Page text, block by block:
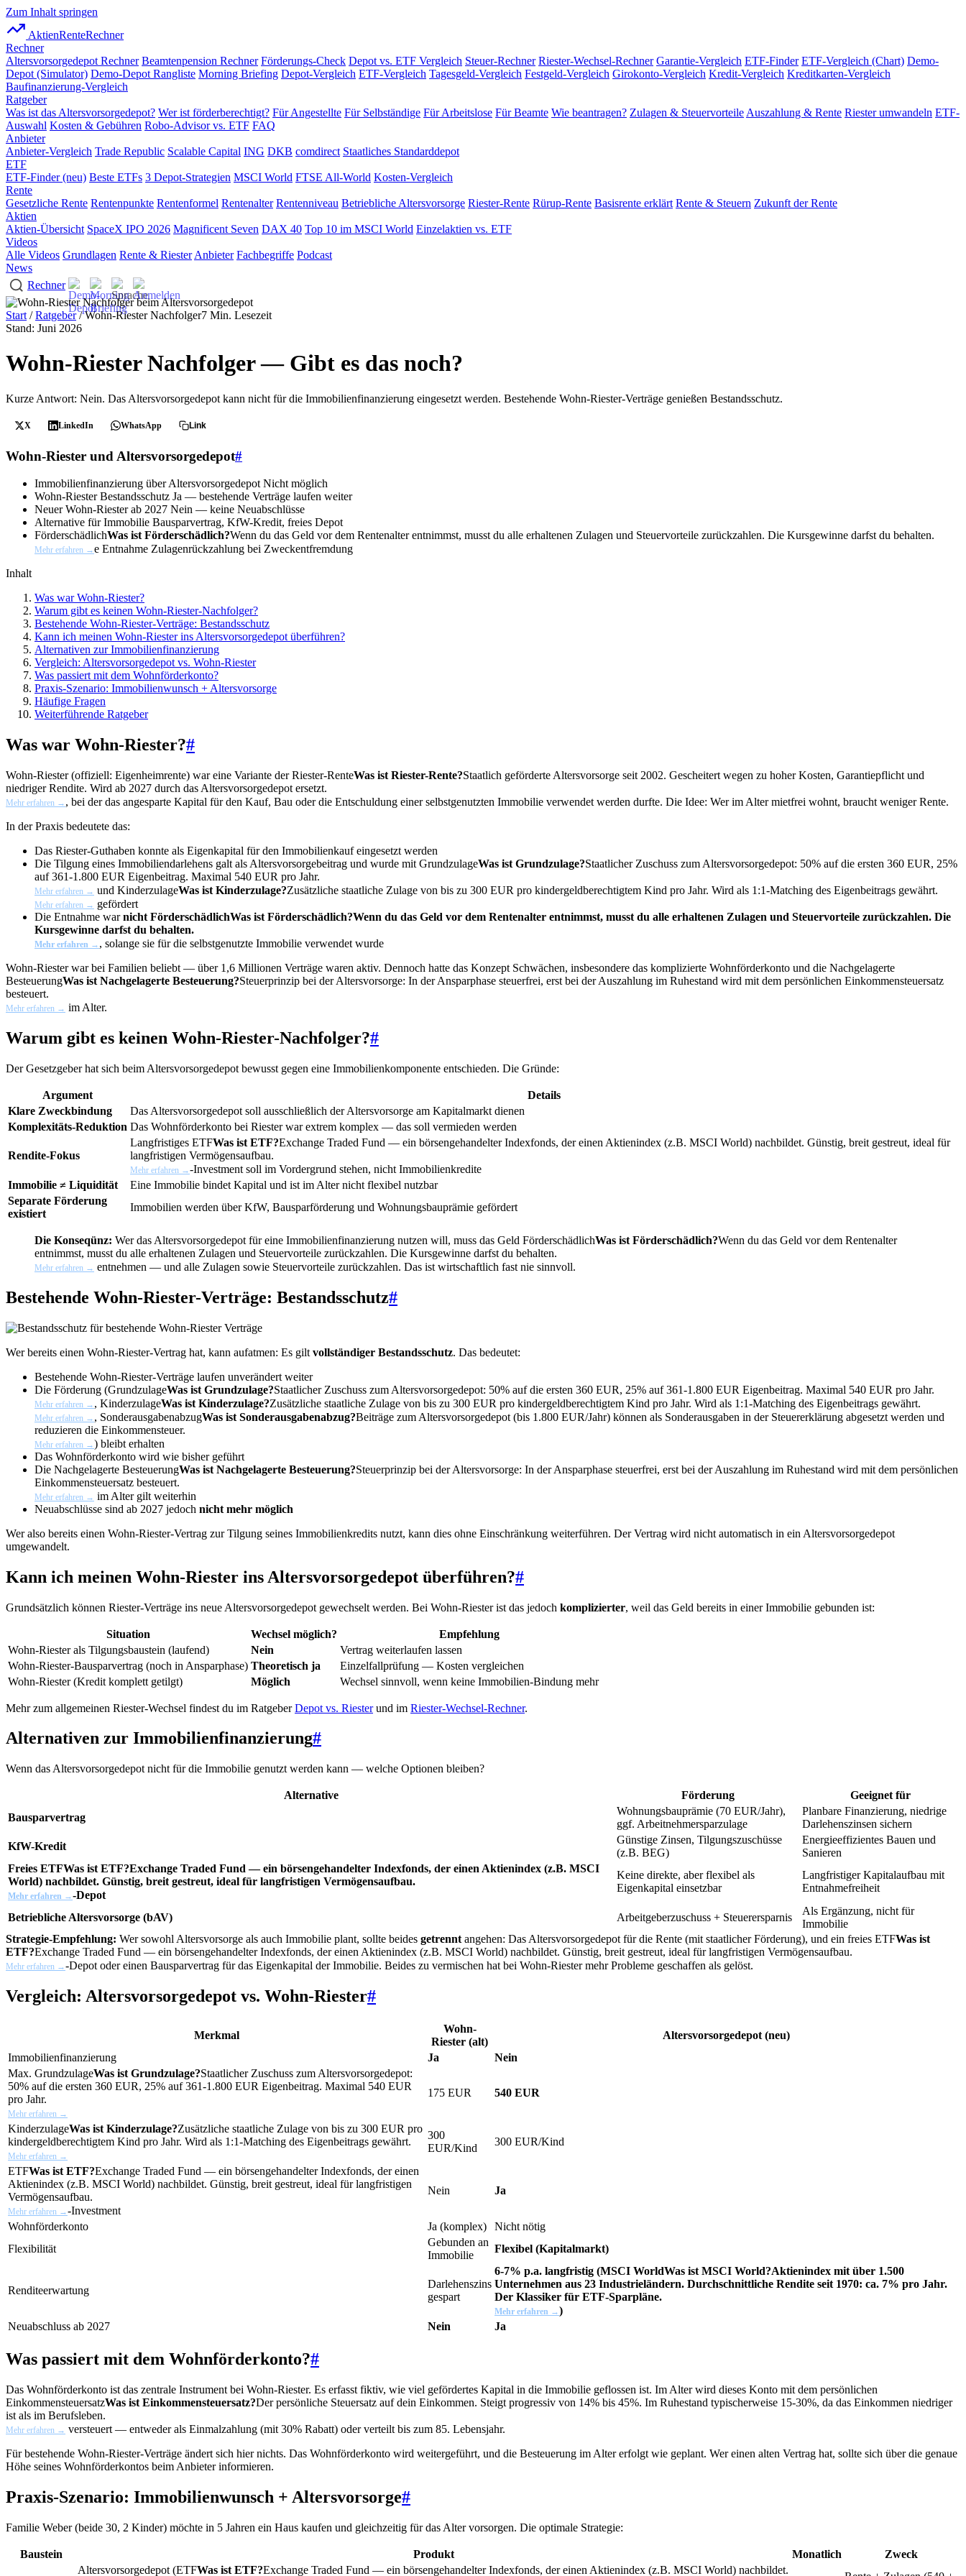
Zum Inhalt springen
AktienRenteRechner
Rechner
Altersvorsorgedepot Rechner Beamtenpension Rechner Förderungs-Check Depot vs. ETF Vergleich Steuer-Rechner Riester-Wechsel-Rechner Garantie-Vergleich ETF-Finder ETF-Vergleich (Chart) Demo-
Depot (Simulator) Demo-Depot Rangliste Morning Briefing Depot-Vergleich ETF-Vergleich Tagesgeld-Vergleich Festgeld-Vergleich Girokonto-Vergleich Kredit-Vergleich Kreditkarten-Vergleich
Baufinanzierung-Vergleich
Ratgeber
Was ist das Altersvorsorgedepot? Wer ist förderberechtigt? Für Angestellte Für Selbständige Für Arbeitslose Für Beamte Wie beantragen? Zulagen & Steuervorteile Auszahlung & Rente Riester umwandeln ETF-
Auswahl Kosten & Gebühren Robo-Advisor vs. ETF FAQ
Anbieter
Anbieter-Vergleich Trade Republic Scalable Capital ING DKB comdirect Staatliches Standarddepot
ETF
ETF-Finder (neu) Beste ETFs 3 Depot-Strategien MSCI World FTSE All-World Kosten-Vergleich
Rente
Gesetzliche Rente Rentenpunkte Rentenformel Rentenalter Rentenniveau Betriebliche Altersvorsorge Riester-Rente Rürup-Rente Basisrente erklärt Rente & Steuern Zukunft der Rente
Aktien
Aktien-Übersicht SpaceX IPO 2026 Magnificent Seven DAX 40 Top 10 im MSCI World Einzelaktien vs. ETF
Videos
Alle Videos Grundlagen Rente & Riester Anbieter Fachbegriffe Podcast
News
Rechner
Start /Ratgeber/ Wohn-Riester Nachfolger7 Min. Lesezeit
Stand: Juni 2026
Wohn-Riester Nachfolger — Gibt es das noch?
Kurze Antwort: Nein. Das Altersvorsorgedepot kann nicht für die Immobilienfinanzierung eingesetzt werden. Bestehende Wohn-Riester-Verträge genießen Bestandsschutz.
X LinkedIn WhatsApp Link
Wohn-Riester und Altersvorsorgedepot#
Immobilienfinanzierung über Altersvorsorgedepot Nicht möglich
Wohn-Riester Bestandsschutz Ja — bestehende Verträge laufen weiter
Neuer Wohn-Riester ab 2027 Nein — keine Neuabschlüsse
Alternative für Immobilie Bausparvertrag, KfW-Kredit, freies Depot
FörderschädlichWas ist Förderschädlich?Wenn du das Geld vor dem Rentenalter entnimmst, musst du alle erhaltenen Zulagen und Steuervorteile zurückzahlen. Die Kursgewinne darfst du behalten.
Mehr erfahren →e Entnahme Zulagenrückzahlung bei Zweckentfremdung
Inhalt
Was war Wohn-Riester?
Warum gibt es keinen Wohn-Riester-Nachfolger?
Bestehende Wohn-Riester-Verträge: Bestandsschutz
Kann ich meinen Wohn-Riester ins Altersvorsorgedepot überführen?
Alternativen zur Immobilienfinanzierung
Vergleich: Altersvorsorgedepot vs. Wohn-Riester
Was passiert mit dem Wohnförderkonto?
Praxis-Szenario: Immobilienwunsch + Altersvorsorge
Häufige Fragen
Weiterführende Ratgeber
Was war Wohn-Riester?#
Wohn-Riester (offiziell: Eigenheimrente) war eine Variante derRiester-RenteWas ist Riester-Rente?Staatlich geförderte Altersvorsorge seit 2002. Gescheitert wegen zu hoher Kosten, Garantiepflicht und
niedriger Rendite. Wird ab 2027 durch das Altersvorsorgedepot ersetzt.
Mehr erfahren → , bei der das angesparte Kapital für den Kauf, Bau oder die Entschuldung einer selbstgenutzten Immobilie verwendet werden durfte. Die Idee: Wer im Alter mietfrei wohnt, braucht weniger Rente.
In der Praxis bedeutete das:
Das Riester-Guthaben konnte als Eigenkapital für den Immobilienkauf eingesetzt werden
Die Tilgung eines Immobiliendarlehens galt als Altersvorsorgebeitrag und wurde mit GrundzulageWas ist Grundzulage?Staatlicher Zuschuss zum Altersvorsorgedepot: 50% auf die ersten 360 EUR, 25%
auf 361-1.800 EUR Eigenbeitrag. Maximal 540 EUR pro Jahr.
Mehr erfahren → und KinderzulageWas ist Kinderzulage?Zusätzliche staatliche Zulage von bis zu 300 EUR pro kindergeldberechtigtem Kind pro Jahr. Wird als 1:1-Matching des Eigenbeitrags gewährt.
Mehr erfahren → gefördert
Die Entnahme warnicht FörderschädlichWas ist Förderschädlich?Wenn du das Geld vor dem Rentenalter entnimmst, musst du alle erhaltenen Zulagen und Steuervorteile zurückzahlen. Die
Kursgewinne darfst du behalten.
Mehr erfahren → , solange sie für die selbstgenutzte Immobilie verwendet wurde
Wohn-Riester war bei Familien beliebt — über 1,6 Millionen Verträge waren aktiv. Dennoch hatte das Konzept Schwächen, insbesondere das komplizierte Wohnförderkonto und die Nachgelagerte
BesteuerungWas ist Nachgelagerte Besteuerung?Steuerprinzip bei der Altersvorsorge: In der Ansparphase steuerfrei, erst bei der Auszahlung im Ruhestand wird mit dem persönlichen Einkommensteuersatz
besteuert.
Mehr erfahren → im Alter.
Warum gibt es keinen Wohn-Riester-Nachfolger?#
Der Gesetzgeber hat sich beim Altersvorsorgedepot bewusst gegen eine Immobilienkomponente entschieden. Die Gründe:
Argument
Details
Klare Zweckbindung
Das Altersvorsorgedepot soll ausschließlich der Altersvorsorge am Kapitalmarkt dienen
Komplexitäts-Reduktion Das Wohnförderkonto bei Riester war extrem komplex — das soll vermieden werden
Rendite-Fokus
Langfristiges ETFWas ist ETF?Exchange Traded Fund — ein börsengehandelter Indexfonds, der einen Aktienindex (z.B. MSCI World) nachbildet. Günstig, breit gestreut, ideal für
langfristigen Vermögensaufbau.
Mehr erfahren →-Investment soll im Vordergrund stehen, nicht Immobilienkredite
Immobilie ≠ Liquidität
Eine Immobilie bindet Kapital und ist im Alter nicht flexibel nutzbar
Separate Förderung
existiert
Immobilien werden über KfW, Bausparförderung und Wohnungsbauprämie gefördert
Die Konseqünz: Wer das Altersvorsorgedepot für eine Immobilienfinanzierung nutzen will, muss das Geld FörderschädlichWas ist Förderschädlich?Wenn du das Geld vor dem Rentenalter
entnimmst, musst du alle erhaltenen Zulagen und Steuervorteile zurückzahlen. Die Kursgewinne darfst du behalten.
Mehr erfahren → entnehmen — und alle Zulagen sowie Steuervorteile zurückzahlen. Das ist wirtschaftlich fast nie sinnvoll.
Bestehende Wohn-Riester-Verträge: Bestandsschutz#
Wer bereits einen Wohn-Riester-Vertrag hat, kann aufatmen: Es gilt vollständiger Bestandsschutz. Das bedeutet:
Bestehende Wohn-Riester-Verträge laufen unverändert weiter
Die Förderung (GrundzulageWas ist Grundzulage?Staatlicher Zuschuss zum Altersvorsorgedepot: 50% auf die ersten 360 EUR, 25% auf 361-1.800 EUR Eigenbeitrag. Maximal 540 EUR pro Jahr.
Mehr erfahren → , KinderzulageWas ist Kinderzulage?Zusätzliche staatliche Zulage von bis zu 300 EUR pro kindergeldberechtigtem Kind pro Jahr. Wird als 1:1-Matching des Eigenbeitrags gewährt.
Mehr erfahren → , SonderausgabenabzugWas ist Sonderausgabenabzug?Beiträge zum Altersvorsorgedepot (bis 1.800 EUR/Jahr) können als Sonderausgaben in der Steuererklärung abgesetzt werden und
reduzieren die Einkommensteuer.
Mehr erfahren →) bleibt erhalten
Das Wohnförderkonto wird wie bisher geführt
Die Nachgelagerte BesteuerungWas ist Nachgelagerte Besteuerung?Steuerprinzip bei der Altersvorsorge: In der Ansparphase steuerfrei, erst bei der Auszahlung im Ruhestand wird mit dem persönlichen
Einkommensteuersatz besteuert.
Mehr erfahren → im Alter gilt weiterhin
Neuabschlüsse sind ab 2027 jedoch nicht mehr möglich
Wer also bereits einen Wohn-Riester-Vertrag zur Tilgung seines Immobilienkredits nutzt, kann dies ohne Einschränkung weiterführen. Der Vertrag wird nicht automatisch in ein Altersvorsorgedepot
umgewandelt.
Kann ich meinen Wohn-Riester ins Altersvorsorgedepot überführen?#
Grundsätzlich können Riester-Verträge ins neue Altersvorsorgedepot gewechselt werden. Bei Wohn-Riester ist das jedoch komplizierter, weil das Geld bereits in einer Immobilie gebunden ist:
Situation Wechsel möglich?
Empfehlung
Wohn-Riester als Tilgungsbaustein (laufend)
Nein
Vertrag weiterlaufen lassen
Wohn-Riester-Bausparvertrag (noch in Ansparphase) Theoretisch ja
Einzelfallprüfung — Kosten vergleichen
Wohn-Riester (Kredit komplett getilgt)
Möglich Wechsel sinnvoll, wenn keine Immobilien-Bindung mehr
Mehr zum allgemeinen Riester-Wechsel findest du im RatgeberDepot vs. Riesterund im Riester-Wechsel-Rechner.
Alternativen zur Immobilienfinanzierung#
Wenn das Altersvorsorgedepot nicht für die Immobilie genutzt werden kann — welche Optionen bleiben?
Alternative Förderung
Geeignet für
Bausparvertrag
Wohnungsbauprämie (70 EUR/Jahr),
ggf. Arbeitnehmersparzulage
Planbare Finanzierung, niedrige
Darlehenszinsen sichern
KfW-Kredit
Günstige Zinsen, Tilgungszuschüsse
(z.B. BEG)
Energieeffizientes Bauen und
Sanieren
Freies ETFWas ist ETF?Exchange Traded Fund — ein börsengehandelter Indexfonds, der einen Aktienindex (z.B. MSCI
World) nachbildet. Günstig, breit gestreut, ideal für langfristigen Vermögensaufbau.
Mehr erfahren →-Depot
Keine direkte, aber flexibel als
Eigenkapital einsetzbar
Langfristiger Kapitalaufbau mit
Entnahmefreiheit
Betriebliche Altersvorsorge (bAV) Arbeitgeberzuschuss + Steuerersparnis
Als Ergänzung, nicht für
Immobilie
Strategie-Empfehlung: Wer sowohl Altersvorsorge als auch Immobilie plant, sollte beides getrennt angehen: Das Altersvorsorgedepot für die Rente (mit staatlicher Förderung), und ein freies ETFWas ist
ETF?Exchange Traded Fund — ein börsengehandelter Indexfonds, der einen Aktienindex (z.B. MSCI World) nachbildet. Günstig, breit gestreut, ideal für langfristigen Vermögensaufbau.
Mehr erfahren →-Depot oder einen Bausparvertrag für das Eigenkapital der Immobilie. Beides zu vermischen hat bei Wohn-Riester mehr Probleme geschaffen als gelöst.
Vergleich: Altersvorsorgedepot vs. Wohn-Riester#
Merkmal
Wohn-
Riester (alt)
Altersvorsorgedepot (neu)
Immobilienfinanzierung
Ja
Nein
Max. GrundzulageWas ist Grundzulage?Staatlicher Zuschuss zum Altersvorsorgedepot:
50% auf die ersten 360 EUR, 25% auf 361-1.800 EUR Eigenbeitrag. Maximal 540 EUR
pro Jahr.
Mehr erfahren →
175 EUR 540 EUR
KinderzulageWas ist Kinderzulage?Zusätzliche staatliche Zulage von bis zu 300 EUR pro
kindergeldberechtigtem Kind pro Jahr. Wird als 1:1-Matching des Eigenbeitrags gewährt.
Mehr erfahren →
300
EUR/Kind
300 EUR/Kind
ETFWas ist ETF?Exchange Traded Fund — ein börsengehandelter Indexfonds, der einen
Aktienindex (z.B. MSCI World) nachbildet. Günstig, breit gestreut, ideal für langfristigen
Vermögensaufbau.
Mehr erfahren →-Investment
Nein Ja
Wohnförderkonto Ja (komplex)
Nicht nötig
Flexibilität
Gebunden an
Immobilie
Flexibel (Kapitalmarkt)
Renditeerwartung
Darlehenszins
gespart
6-7% p.a. langfristig (MSCI WorldWas ist MSCI World?Aktienindex mit über 1.500
Unternehmen aus 23 Industrieländern. Durchschnittliche Rendite seit 1970: ca. 7% pro Jahr.
Der Klassiker für ETF-Sparpläne.
Mehr erfahren →)
Neuabschluss ab 2027
Nein Ja
Was passiert mit dem Wohnförderkonto?#
Das Wohnförderkonto ist das zentrale Instrument bei Wohn-Riester. Es erfasst fiktiv, wie viel gefördertes Kapital in die Immobilie geflossen ist. Im Alter wird dieses Konto mit dem persönlichen
EinkommensteuersatzWas ist Einkommensteuersatz?Der persönliche Steuersatz auf dein Einkommen. Steigt progressiv von 14% bis 45%. Im Ruhestand typischerweise 15-30%, da das Einkommen niedriger
ist als im Berufsleben.
Mehr erfahren → versteuert — entweder als Einmalzahlung (mit 30% Rabatt) oder verteilt bis zum 85. Lebensjahr.
Für bestehende Wohn-Riester-Verträge ändert sich hier nichts. Das Wohnförderkonto wird weitergeführt, und die Besteuerung im Alter erfolgt wie geplant. Wer einen alten Vertrag hat, sollte sich über die genaue
Höhe seines Wohnförderkontos beim Anbieter informieren.
Praxis-Szenario: Immobilienwunsch + Altersvorsorge#
Familie Weber (beide 30, 2 Kinder) möchte in 5 Jahren ein Haus kaufen und gleichzeitig für das Alter vorsorgen. Die optimale Strategie:
Baustein Produkt Monatlich
Zweck
Altersvorsorgedepot (ETFWas ist ETF?Exchange Traded Fund — ein börsengehandelter Indexfonds, der einen Aktienindex (z.B. MSCI World) nachbildet.